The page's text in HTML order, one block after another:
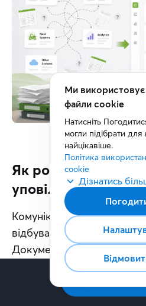
Як розрізнені
уповільнюють
Комунікація та контроль
відбувається через
Документи зберігаються
статуси замовлень або
залежать від особистої
менеджерами. У
Ми
файли cookie
Натисніть
могли підібрати для
найцікавіше.
Політика
cookie
Дізнатись